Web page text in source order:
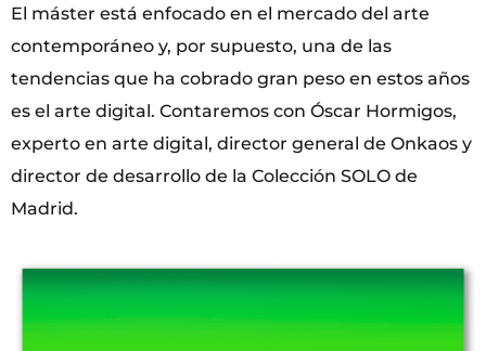
El máster está enfocado en el mercado del arte
contemporáneo y, por supuesto, una de las
tendencias que ha cobrado gran peso en estos años
es el arte digital. Contaremos con Óscar Hormigos,
experto en arte digital, director general de Onkaos y
director de desarrollo de la Colección SOLO de
Madrid.